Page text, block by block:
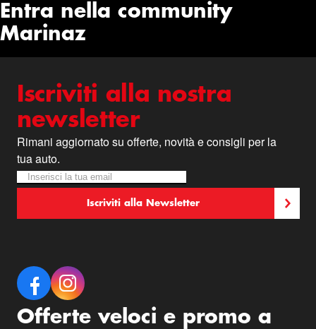
Entra nella community
Marinaz
Iscriviti alla nostra
newsletter
Rimani aggiornato su offerte, novità e consigli per la
tua auto.
Newsletter
Iscriviti alla nostra Newsletter:
Iscriviti alla Newsletter
Offerte veloci e promo a